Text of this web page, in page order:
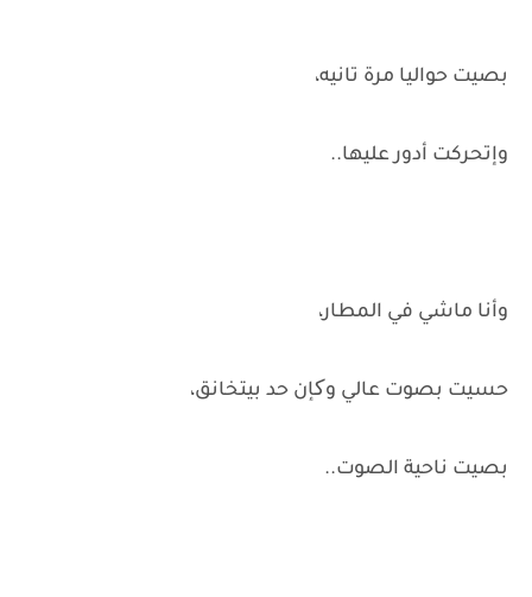
بصيت حواليا مرة تانيه،
وإتحركت أدور عليها..
وأنا ماشي في المطار،
حسيت بصوت عالي وکإن حد بيتخانق،
بصيت ناحية الصوت..